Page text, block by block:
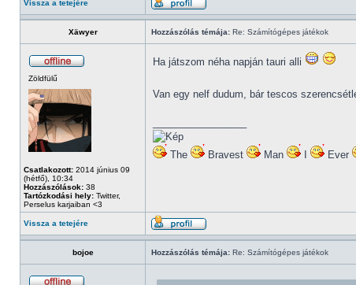
Vissza a tetejére
Xäwyer Hozzászólás témája: Re: Számítógépes játékok
Zöldfülű
Csatlakozott: 2014 június 09
(hétfő), 10:34
Hozzászólások: 38
Tartózkodási hely: Twitter,
Perselus karjaiban <3
Ha játszom néha napján tauri alli
Van egy nelf dudum, bár tescos
The Bravest Man Ever
Vissza a tetejére
bojoe Hozzászólás témája: Re: Számítógépes játékok